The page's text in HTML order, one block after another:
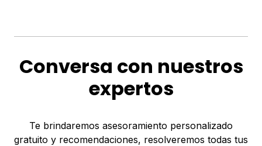
Conversa con nuestros
expertos
Te brindaremos asesoramiento personalizado
gratuito y recomendaciones, resolveremos todas tus